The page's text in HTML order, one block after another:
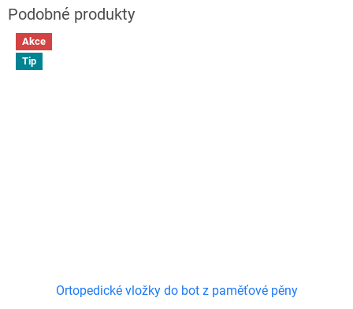
Akce
Tip
Ortopedické vložky do bot z paměťové pěny